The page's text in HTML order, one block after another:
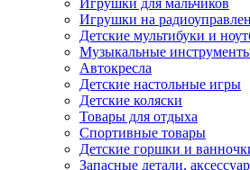
Игрушки для мальчиков
Игрушки на
Детские мультибуки и
Музыкальные
Автокресла
Детские настольные игры
Детские коляски
Товары для отдыха
Спортивные товары
Детские горшки и
Запасные детали,